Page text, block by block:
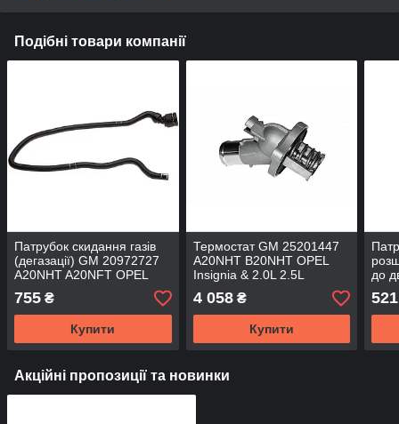
Подібні товари компанії
Патрубок скидання газів
(дегазації) GM 20972727
A20NHT A20NFT OPEL
Insignia
755 ₴
Купити
Термостат GM 25201447
A20NHT B20NHT OPEL
Insignia & 2.0L 2.5L
Chevrolet Camaro Equinox
Malibu & Cadillac ATS
4 058₴
Купити
до
521
Акційні пропозиції та новинки